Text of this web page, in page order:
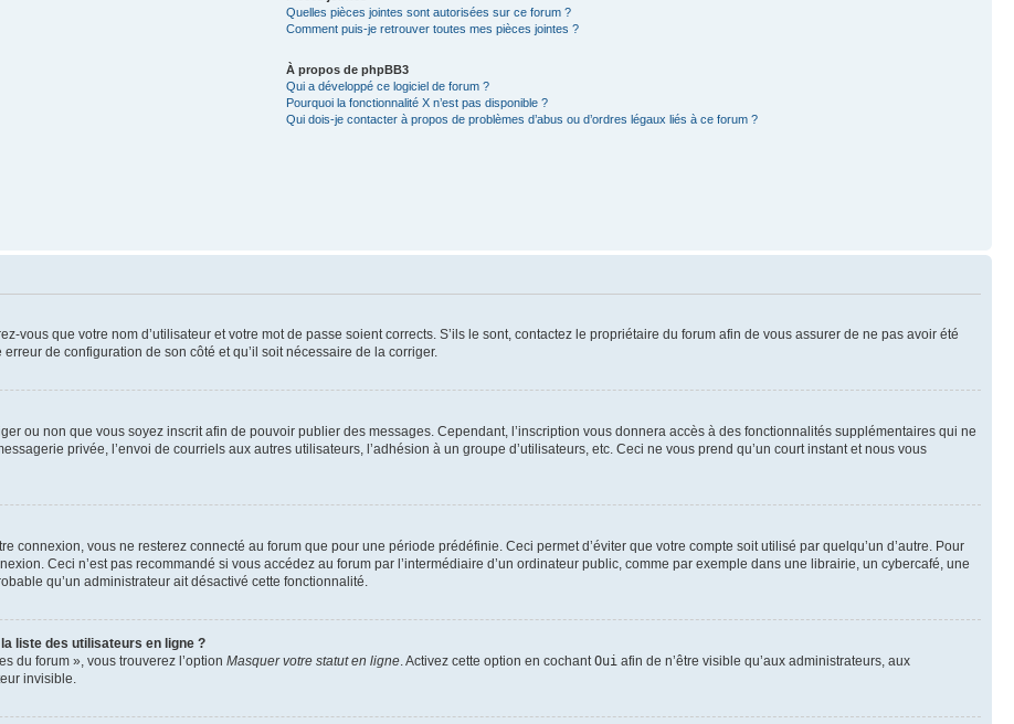
Quelles pièces jointes sont autorisées sur ce forum ?
Comment puis-je retrouver toutes mes pièces jointes ?
À propos de phpBB3
Qui a développé ce logiciel de forum ?
Pourquoi la fonctionnalité X n’est pas disponible ?
Qui dois-je contacter à propos de problèmes d’abus ou d’ordres légaux liés à ce forum ?
vous que votre nom d’utilisateur et votre mot de passe soient corrects. S’ils le sont, contactez le propriétaire du forum afin de vous assurer de ne pas avoir été
de configuration de son côté et qu’il soit nécessaire de la corriger.
ou non que vous soyez inscrit afin de pouvoir publier des messages. Cependant, l’inscription vous donnera accès à des fonctionnalités supplémentaires qui ne
privée, l’envoi de courriels aux autres utilisateurs, l’adhésion à un groupe d’utilisateurs, etc. Ceci ne vous prend qu’un court instant et nous vous
connexion, vous ne resterez connecté au forum que pour une période prédéfinie. Ceci permet d’éviter que votre compte soit utilisé par quelqu’un d’autre. Pour
Ceci n’est pas recommandé si vous accédez au forum par l’intermédiaire d’un ordinateur public, comme par exemple dans une librairie, un cybercafé, une
qu’un administrateur ait désactivé cette fonctionnalité.
liste des utilisateurs en ligne ?
du forum », vous trouverez l’option Masquer votre statut en ligne . Activez cette option en cochant Oui afin de n’être visible qu’aux administrateurs, aux
invisible.